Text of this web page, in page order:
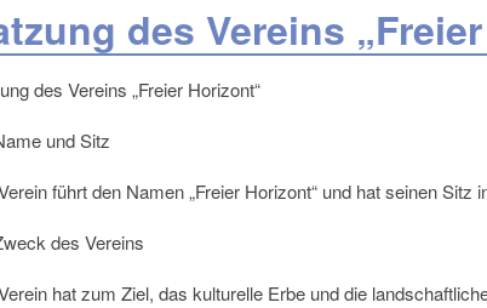
des Vereins
des Vereins „Freier Horizont“
und Sitz
führt den Namen „Freier Horizont“ und hat seinen
des Vereins
hat zum Ziel, das kulturelle Erbe und die